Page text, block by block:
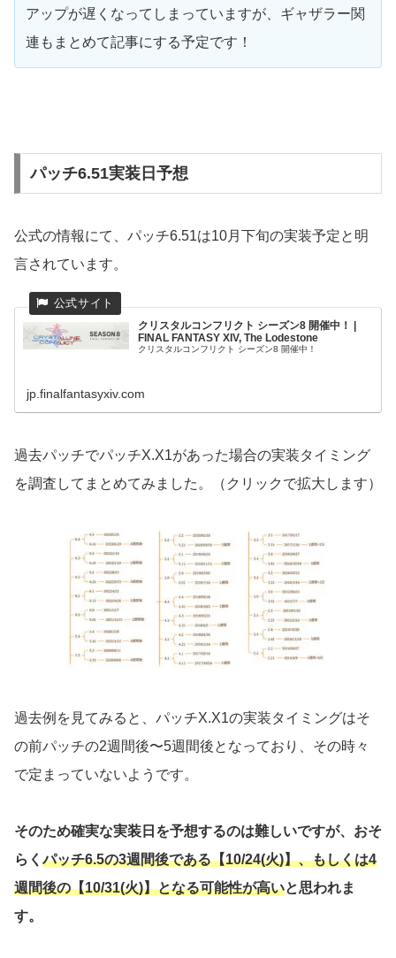
アップが遅くなってしまっていますが、ギャザラー関
連もまとめて記事にする予定です！
パッチ6.51実装日予想
公式の情報にて、パッチ6.51は10月下旬の実装予定と明
言されています。
クリスタルコンフリクト シーズン8 開催中！ |
FINAL FANTASY XIV, The Lodestone
クリスタルコンフリクト シーズン8 開催中！
jp.finalfantasyxiv.com
過去パッチでパッチX.X1があった場合の実装タイミング
を調査してまとめてみました。（クリックで拡大します）
過去例を見てみると、パッチX.X1の実装タイミングはそ
の前パッチの2週間後〜5週間後となっており、その時々
で定まっていないようです。
そのため確実な実装日を予想するのは難しいですが、おそ
らくパッチ6.5の3週間後である【10/24(火)】、もしくは4
週間後の【10/31(火)】となる可能性が高いと思われま
す。